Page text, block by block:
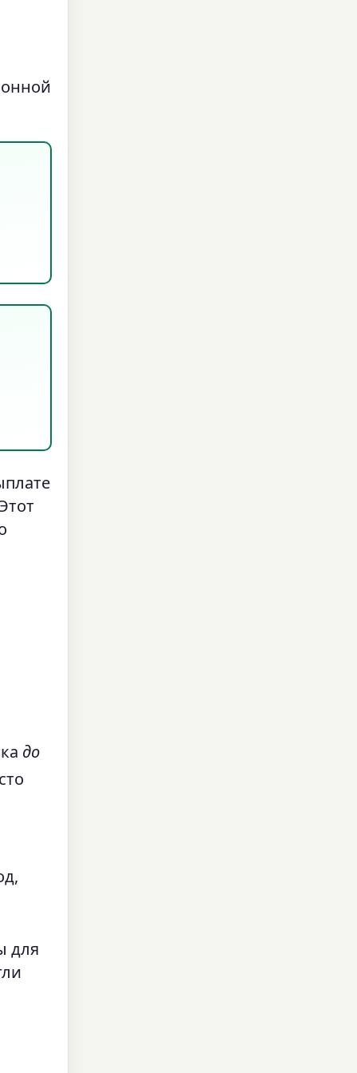
до
для